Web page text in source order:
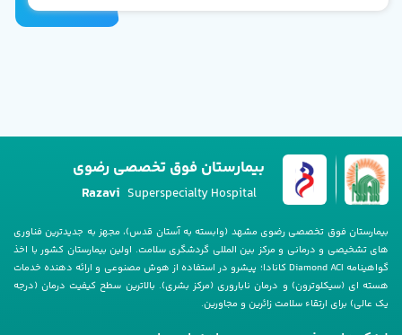
بیمارستان فوق تخصصی رضوی
Razavi Superspecialty Hospital
بیمارستان فوق تخصصی رضوی مشهد (وابسته به آستان قدس)، مجهز به جدیدترین فناوری
های تشخیصی و درمانی و مرکز بین المللی گردشگری سلامت. اولین بیمارستان کشور با اخذ
گواهینامه Diamond ACI کانادا؛ پیشرو در استفاده از هوش مصنوعی و ارائه دهنده خدمات
هسته ای (سیکلوترون) و درمان ناباروری (مرکز بشری). بالاترین سطح کیفیت درمان (درجه
یک عالی) برای ارتقاء سلامت زائرین و مجاورین.